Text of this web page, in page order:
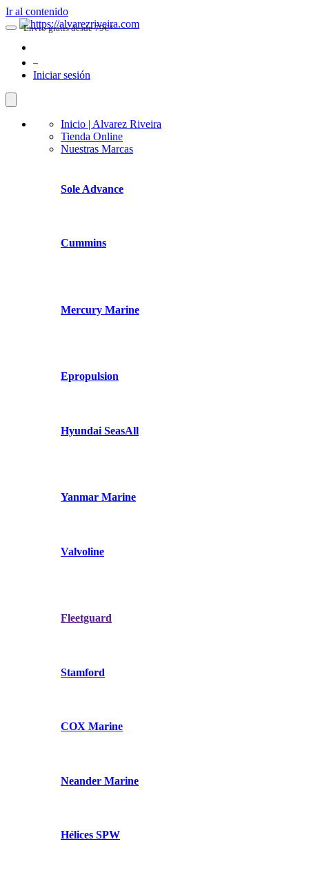
Ir al contenido
Iniciar sesión
Inicio | Alvarez Riveira
Tienda Online
Nuestras Marcas
Sole Advance
Cummins
Mercury Marine
Epropulsion
Hyundai SeasAll
Yanmar Marine
Valvoline
Fleetguard
Stamford
COX Marine
Neander Marine
Hélices SPW
Envio gratis desde 79€*